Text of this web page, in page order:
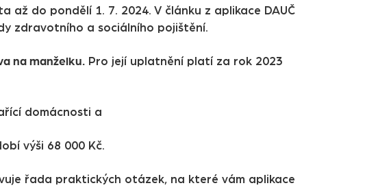
do pondělí 1. 7. 2024. V článku z aplikace DAUČ
zdravotního a sociálního pojištění.
na manželku. Pro její uplatnění platí za rok 2023
domácnosti a
výši 68 000 Kč.
řada praktických otázek, na které vám aplikace